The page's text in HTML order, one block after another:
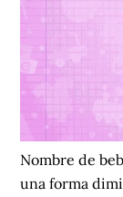
Nombre de
una forma